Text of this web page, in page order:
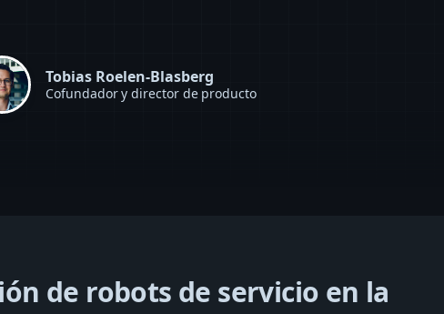
Tobias Roelen-Blasberg
Cofundador y director de producto
de robots de servicio en la